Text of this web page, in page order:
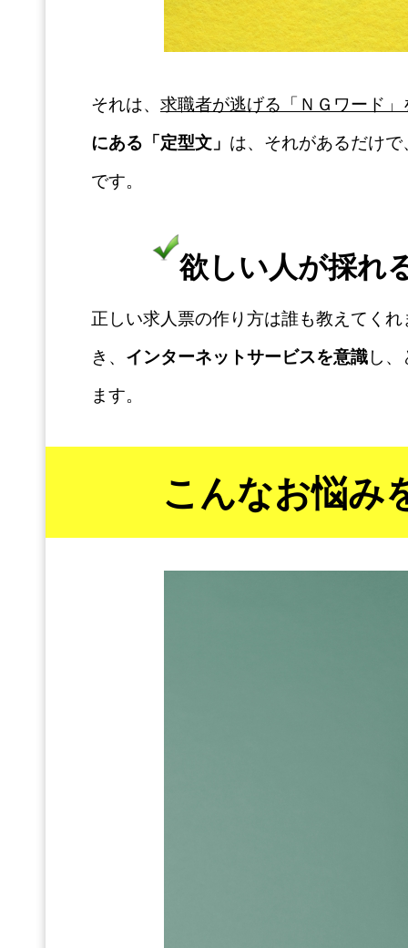
それは、 求職者が逃げる「ＮＧワード
にある「定型文」 は、それがあるだけ
です。
欲しい人が採れ
正しい求人票の作り方は誰も教えてく
き、 インターネットサービスを意識し
ます。
こんなお悩み